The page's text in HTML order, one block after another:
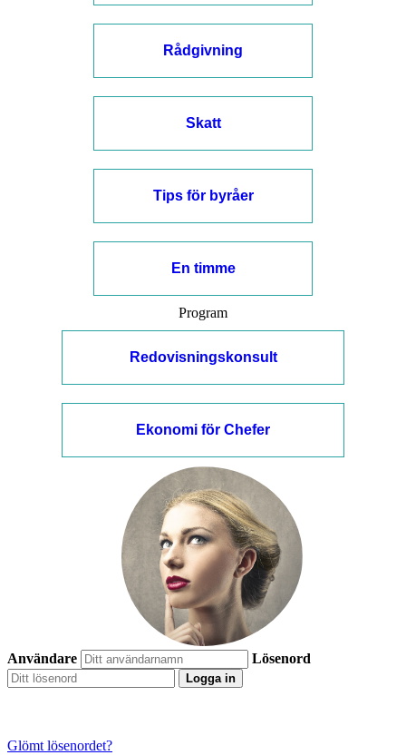
Rådgivning
Skatt
Tips för byråer
En timme
Program
Redovisningskonsult
Ekonomi för Chefer
Användare Lösenord
Logga in
Glömt lösenordet?